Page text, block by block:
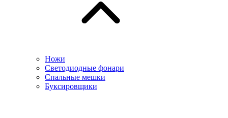
Ножи
Светодиодные фонари
Спальные мешки
Буксировщики